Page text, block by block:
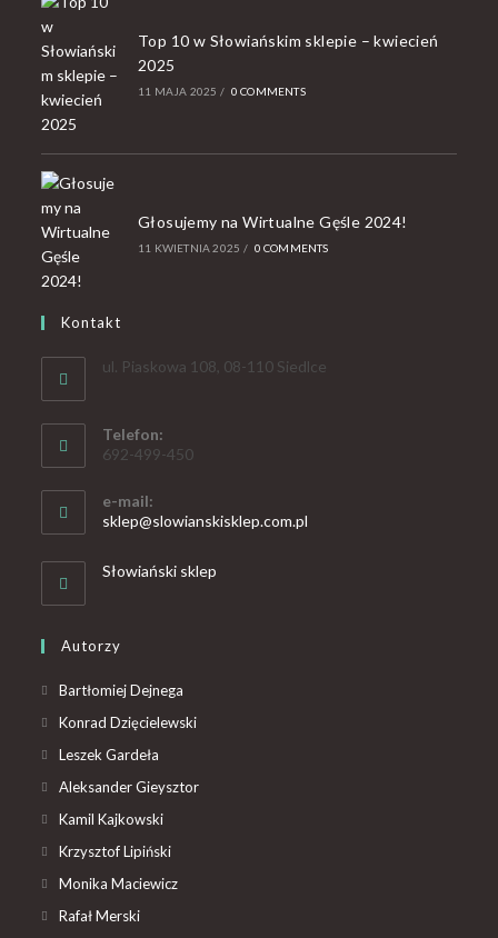
Top 10 w Słowiańskim sklepie – kwiecień
2025
11 MAJA 2025 / 0 COMMENTS
Głosujemy na Wirtualne Gęśle 2024!
11 KWIETNIA 2025 / 0 COMMENTS
Kontakt
ul. Piaskowa 108, 08-110 Siedlce
Telefon:
692-499-450
e-mail:
sklep@slowianskisklep.com.pl
Słowiański sklep
Autorzy
Bartłomiej Dejnega
Konrad Dzięcielewski
Leszek Gardeła
Aleksander Gieysztor
Kamil Kajkowski
Krzysztof Lipiński
Monika Maciewicz
Rafał Merski